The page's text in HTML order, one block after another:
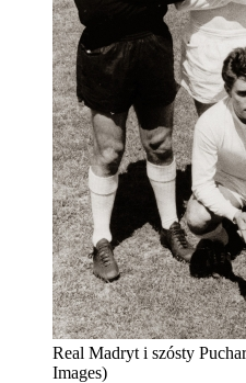
Real Madryt i szósty
Images)